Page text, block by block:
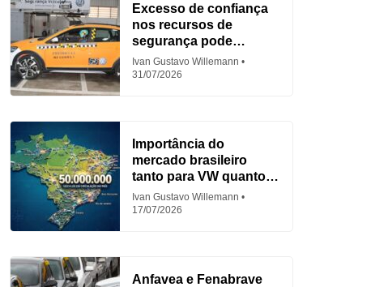
Excesso de confiança
nos recursos de
segurança pode
aumentar acidentes
Ivan Gustavo Willemann
31/07/2026
Importância do
mercado brasileiro
tanto para VW quanto
para Fiat
Ivan Gustavo Willemann
17/07/2026
Anfavea e Fenabrave